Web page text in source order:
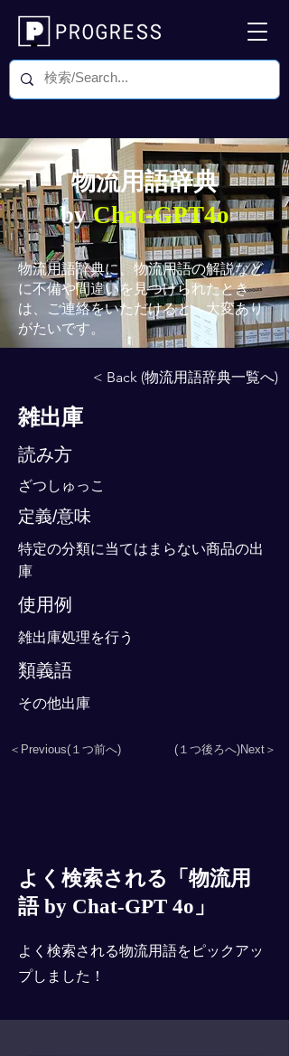
物流用語辞典
byChat-GPT4o
物流用語辞典に、物流用語の解説など
に不備や間違いを見つけられたとき
は、ご連絡をいただけると、大変あり
がたいです。
< Back (物流用語辞典一覧へ)
雑出庫
読み方
ざつしゅっこ
定義/意味
特定の分類に当てはまらない商品の出
庫
使用例
雑出庫処理を行う
類義語
その他出庫
＜Previous(１つ前へ) (１つ後ろへ)Next＞
よく検索される「物流用
語 by Chat-GPT 4o」
よく検索される物流用語をピックアッ
プしました！